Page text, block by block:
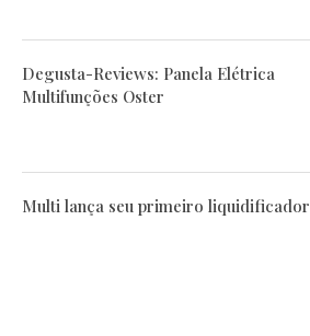
Degusta-Reviews: Panela Elétrica
Multifunções Oster
Multi lança seu primeiro liquidificador